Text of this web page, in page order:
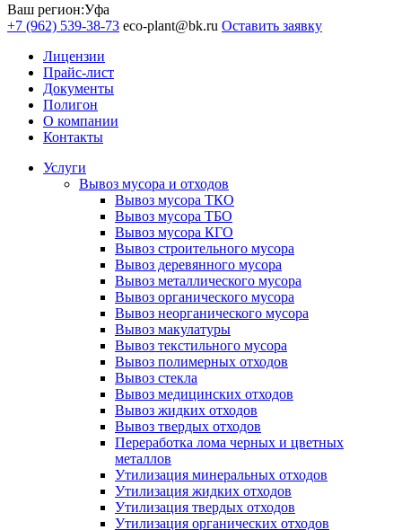
Ваш регион:Уфа
+7 (962) 539-38-73 eco-plant@bk.ru Оставить заявку
Лицензии
Прайс-лист
Документы
Полигон
О компании
Контакты
Услуги
Вывоз мусора и отходов
Вывоз мусора ТКО
Вывоз мусора ТБО
Вывоз мусора КГО
Вывоз строительного мусора
Вывоз деревянного мусора
Вывоз металлического мусора
Вывоз органического мусора
Вывоз неорганического мусора
Вывоз макулатуры
Вывоз текстильного мусора
Вывоз полимерных отходов
Вывоз стекла
Вывоз медицинских отходов
Вывоз жидких отходов
Вывоз твердых отходов
Переработка лома черных и цветных
металлов
Утилизация минеральных отходов
Утилизация жидких отходов
Утилизация твердых отходов
Утилизация органических отходов